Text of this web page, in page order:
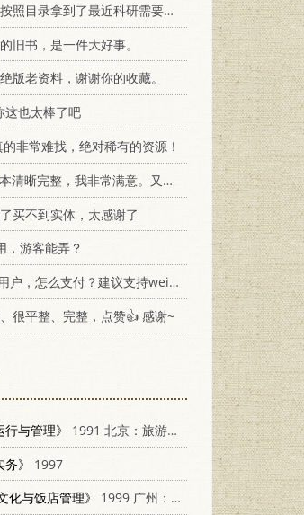
照目录拿到了最近科研需要的材料！
旧书，是一件大好事。
版老资料，谢谢你的收藏。
也太棒了吧
的非常难找，绝对稀有的资源！
晰完整，我非常满意。又及，这本《话语的真相》...
买不到实体，太感谢了
，游客能弄？
，怎么支付？建议支持weixin支付
很平整、完整，点赞👍 感谢~
与管理》
1991 北京：旅游教育出版社 7563702474
》
1997
化与饭店管理》
1999 广州：广东旅游出版社 7806530061